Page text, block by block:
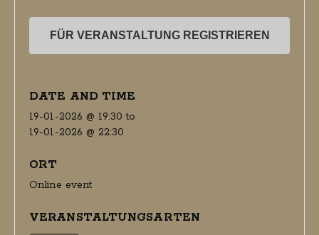
FÜR VERANSTALTUNG REGISTRIEREN
DATE AND TIME
19-01-2026 @ 19:30to
19-01-2026 @ 22:30
ORT
Online event
VERANSTALTUNGSARTEN